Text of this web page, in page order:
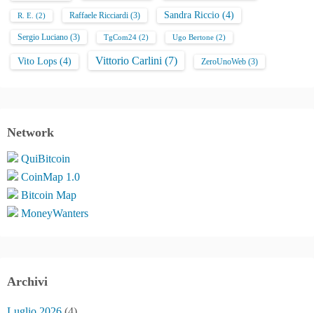
R. E. (2) Raffaele Ricciardi (3) Sandra Riccio (4)
Sergio Luciano (3) TgCom24 (2) Ugo Bertone (2)
Vito Lops (4) Vittorio Carlini (7) ZeroUnoWeb (3)
Network
QuiBitcoin
CoinMap 1.0
Bitcoin Map
MoneyWanters
Archivi